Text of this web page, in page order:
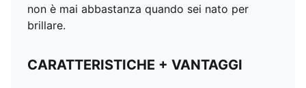
non è mai abbastanza quando sei nato per
brillare.
CARATTERISTICHE + VANTAGGI